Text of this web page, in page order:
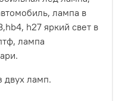
лампа в
h27 яркий свет в
лампа
двух ламп.